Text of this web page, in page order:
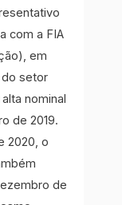
com a FIA
em
setor
nominal
de 2019.
2020, o
de